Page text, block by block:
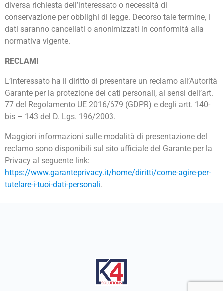
diversa richiesta dell’interessato o necessità di
conservazione per obblighi di legge. Decorso tale termine, i
dati saranno cancellati o anonimizzati in conformità alla
normativa vigente.
RECLAMI
L’interessato ha il diritto di presentare un reclamo all’Autorità
Garante per la protezione dei dati personali, ai sensi dell’art.
77 del Regolamento UE 2016/679 (GDPR) e degli artt. 140-
bis – 143 del D. Lgs. 196/2003.
Maggiori informazioni sulle modalità di presentazione del
reclamo sono disponibili sul sito ufficiale del Garante per la
Privacy al seguente link:
https://www.garanteprivacy.it/home/diritti/come-agire-per-
tutelare-i-tuoi-dati-personali.